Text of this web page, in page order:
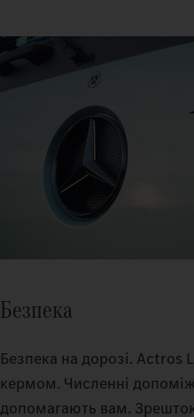
Безпека
Безпека на дорозі. Actros
кермом. Численні
допомагають вам.